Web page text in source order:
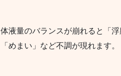
体液量のバランスが崩れると「
「めまい」など不調が現れます。